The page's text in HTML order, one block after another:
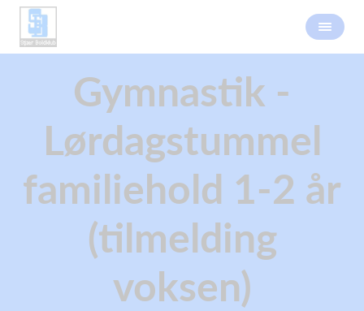
Gymnastik -
Lørdagstummel
familiehold 1-2 år
(tilmelding
voksen)